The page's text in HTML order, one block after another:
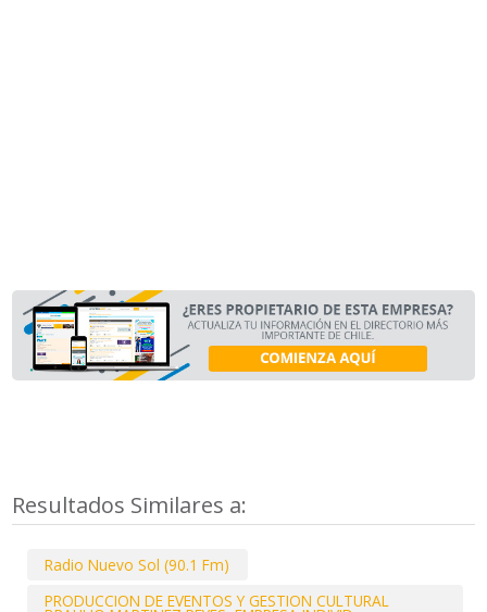
Resultados Similares a:
Radio Nuevo Sol (90.1 Fm)
PRODUCCION DE EVENTOS Y GESTION CULTURAL